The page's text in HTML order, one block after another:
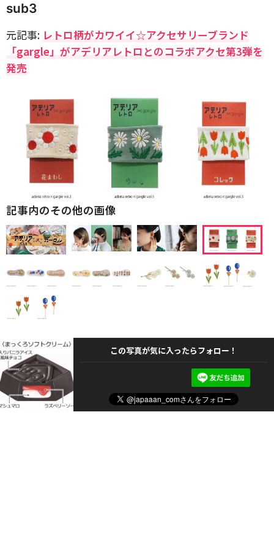
sub3
元記事: レトロ柄がカワイイ☆アクセサリーブランド
「gargle」がアデリアレトロとのコラボアクセ第3弾を
発売
記事内のその他の画像
この写真が気に入ったらフォロー！